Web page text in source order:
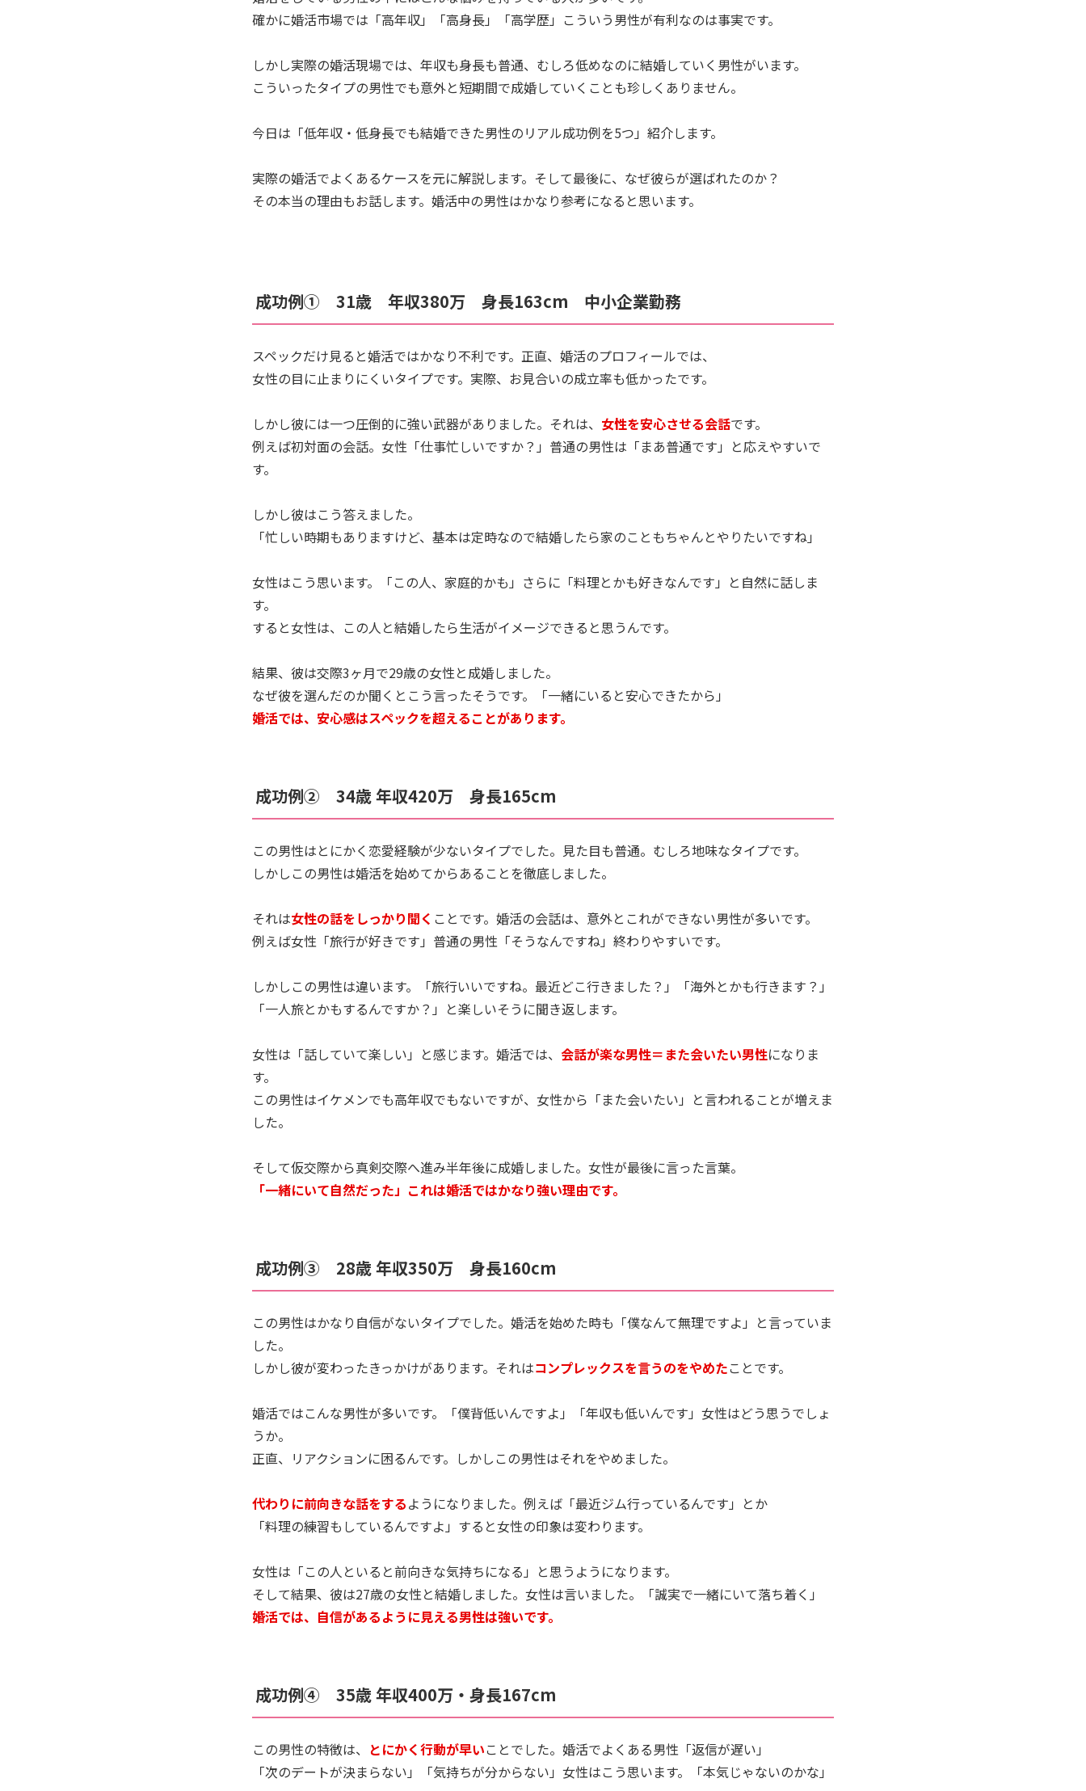
確かに婚活市場では「高年収」「高身長」「高学歴」こういう男性が有利なのは事実です。
しかし実際の婚活現場では、年収も身長も普通、むしろ低めなのに結婚していく男性がいます。
こういったタイプの男性でも意外と短期間で成婚していくことも珍しくありません。
今日は「低年収・低身長でも結婚できた男性のリアル成功例を5つ」紹介します。
実際の婚活でよくあるケースを元に解説します。そして最後に、なぜ彼らが選ばれたのか？
その本当の理由もお話します。婚活中の男性はかなり参考になると思います。
成功例① 31歳 年収380万 身長163cm 中小企業勤務
スペックだけ見ると婚活ではかなり不利です。正直、婚活のプロフィールでは、
女性の目に止まりにくいタイプです。実際、お見合いの成立率も低かったです。
しかし彼には一つ圧倒的に強い武器がありました。それは、 女性を安心させる会話です。
例えば初対面の会話。女性「仕事忙しいですか？」普通の男性は「まあ普通です」と応えやすいで
す。
しかし彼はこう答えました。
「忙しい時期もありますけど、基本は定時なので結婚したら家のこともちゃんとやりたいですね」
女性はこう思います。「この人、家庭的かも」さらに「料理とかも好きなんです」と自然に話しま
す。
すると女性は、この人と結婚したら生活がイメージできると思うんです。
結果、彼は交際3ヶ月で29歳の女性と成婚しました。
なぜ彼を選んだのか聞くとこう言ったそうです。「一緒にいると安心できたから」
婚活では、安心感はスペックを超えることがあります。
成功例② 34歳 年収420万 身長165cm
この男性はとにかく恋愛経験が少ないタイプでした。見た目も普通。むしろ地味なタイプです。
しかしこの男性は婚活を始めてからあることを徹底しました。
それは女性の話をしっかり聞く ことです。婚活の会話は、意外とこれができない男性が多いです。
例えば女性「旅行が好きです」普通の男性「そうなんですね」終わりやすいです。
しかしこの男性は違います。「旅行いいですね。最近どこ行きました？」「海外とかも行きます？」
「一人旅とかもするんですか？」と楽しいそうに聞き返します。
女性は「話していて楽しい」と感じます。婚活では、 会話が楽な男性＝また会いたい男性になりま
す。
この男性はイケメンでも高年収でもないですが、女性から「また会いたい」と言われることが増えま
した。
そして仮交際から真剣交際へ進み半年後に成婚しました。女性が最後に言った言葉。
「一緒にいて自然だった」これは婚活ではかなり強い理由です。
成功例③ 28歳 年収350万 身長160cm
この男性はかなり自信がないタイプでした。婚活を始めた時も「僕なんて無理ですよ」と言っていま
した。
しかし彼が変わったきっかけがあります。それはコンプレックスを言うのをやめたことです。
婚活ではこんな男性が多いです。「僕背低いんですよ」「年収も低いんです」女性はどう思うでしょ
うか。
正直、リアクションに困るんです。しかしこの男性はそれをやめました。
代わりに前向きな話をするようになりました。例えば「最近ジム行っているんです」とか
「料理の練習もしているんですよ」すると女性の印象は変わります。
女性は「この人といると前向きな気持ちになる」と思うようになります。
そして結果、彼は27歳の女性と結婚しました。女性は言いました。「誠実で一緒にいて落ち着く」
婚活では、自信があるように見える男性は強いです。
成功例④ 35歳 年収400万・身長167cm
この男性の特徴は、 とにかく行動が早いことでした。婚活でよくある男性「返信が遅い」
「次のデートが決まらない」「気持ちが分からない」女性はこう思います。「本気じゃないのかな」